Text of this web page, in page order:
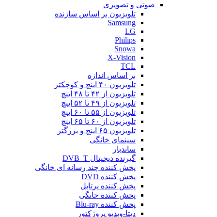
صوتی و تصویری
تلویزیون بر اساس سازنده
Samsung
LG
Philips
Snowa
X-Vision
TCL
بر اساس اندازه
تلویزیون ۴۰ اینچ و کوچکتر
تلویزیون از ۴۲ تا ۴۸ اینچ
تلویزیون از ۴۹ تا ۵۲ اینچ
تلویزیون از ۵۵ تا ۶۰ اینچ
تلویزیون از ۶۰ تا ۶۵ اینچ
تلویزیون ۶۵ اینچ و بزرگتر
سینمای خانگی
ساندبار
گیرنده دیجیتال DVB_T
پخش کننده چند رسانه ای خانگی
پخش کننده DVD
پخش کننده پرتابل
پخش کننده خانگی
پخش کننده Blu-ray
دیتا-ویدیو پروژکتور